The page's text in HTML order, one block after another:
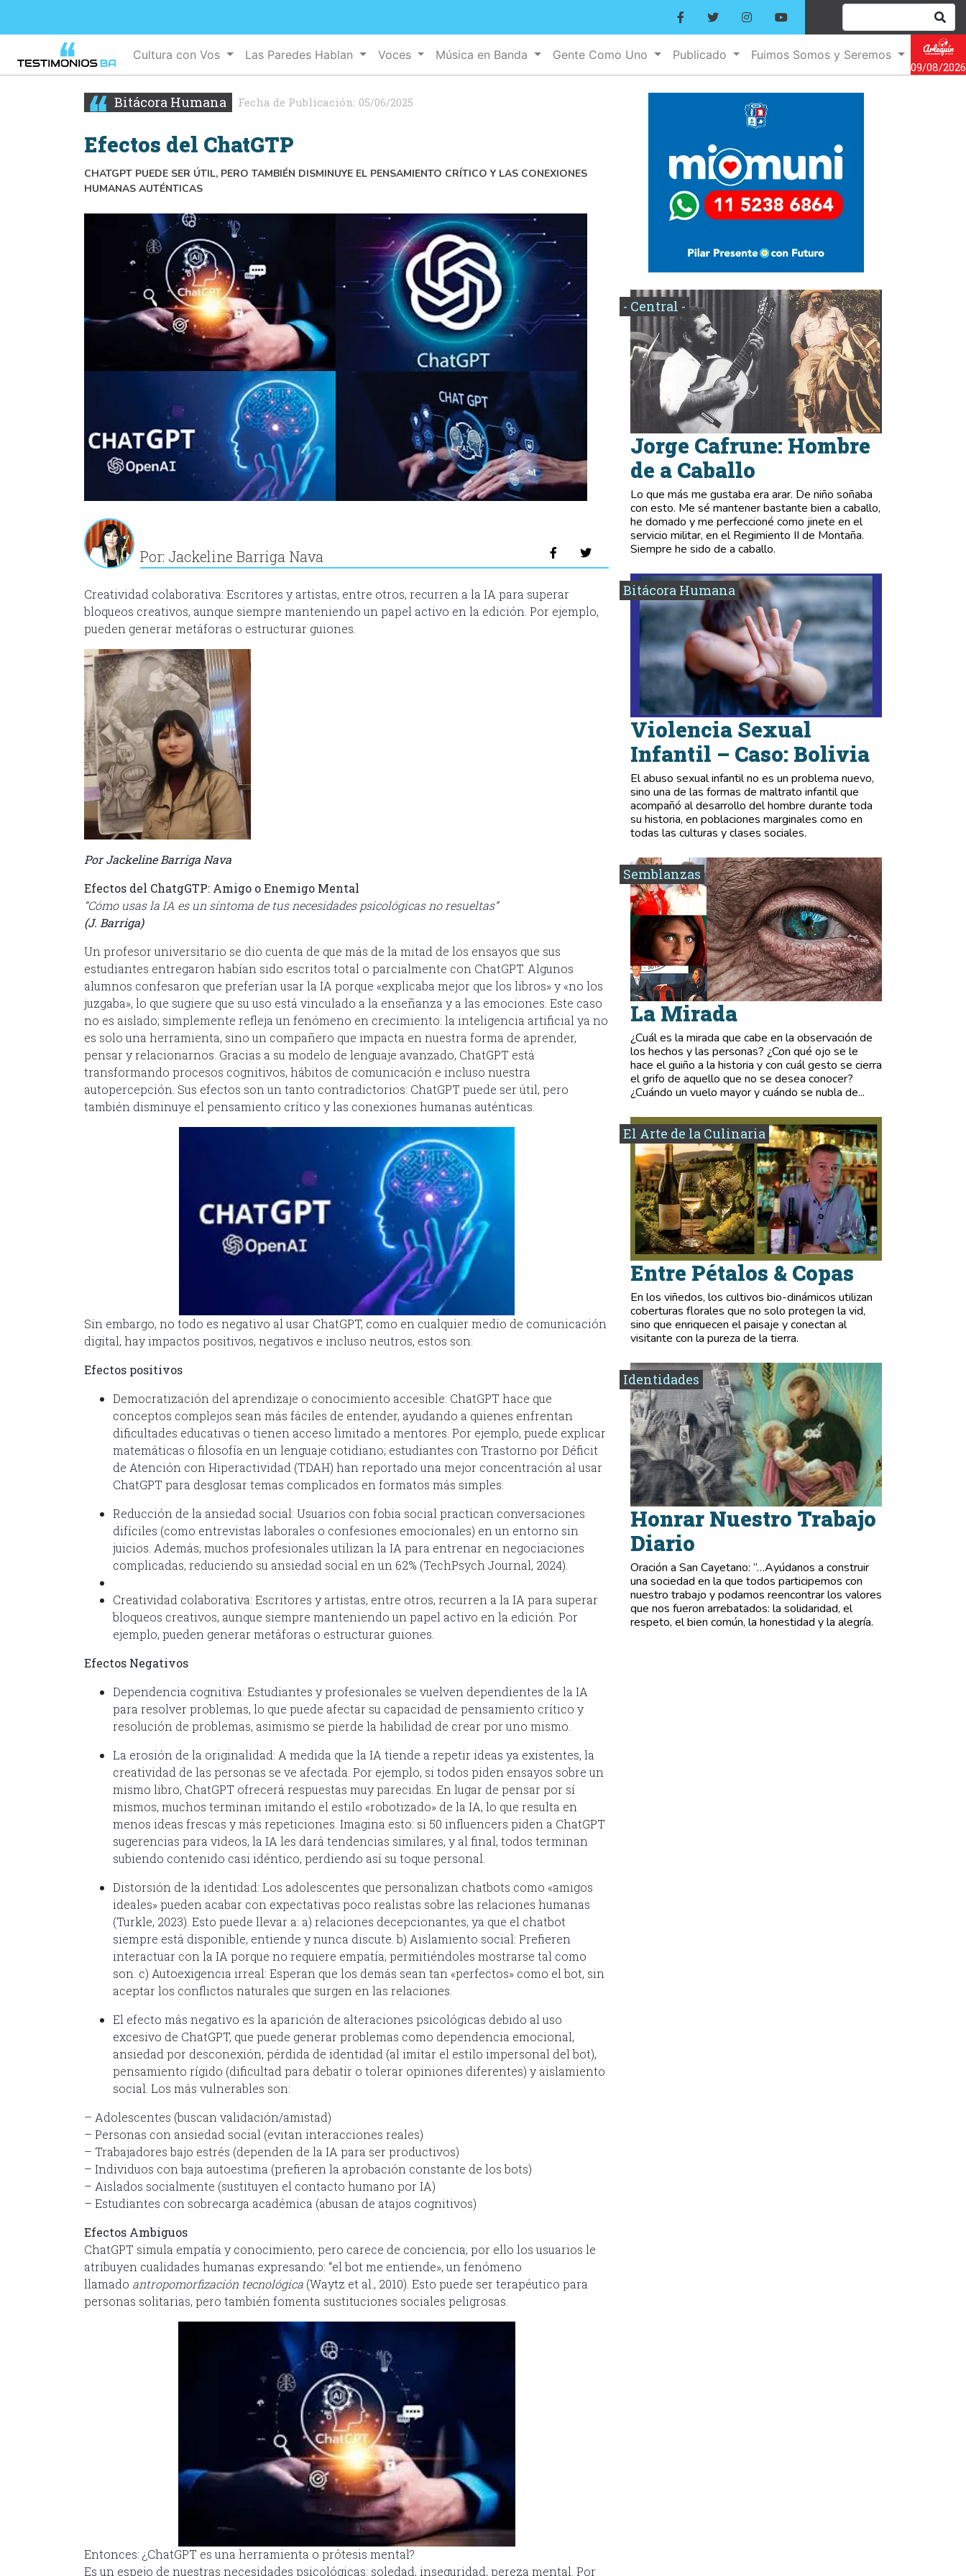
Cultura con Vos Las Paredes Hablan Voces Música en Banda Gente Como Uno Publicado
Fuimos Somos y Seremos
09/08/2026
Bitácora Humana Fecha de Publicación: 05/06/2025
Efectos del ChatGTP
CHATGPT PUEDE SER ÚTIL, PERO TAMBIÉN DISMINUYE EL PENSAMIENTO CRÍTICO Y LAS CONEXIONES
HUMANAS AUTÉNTICAS
Por: Jackeline Barriga Nava
Creatividad colaborativa: Escritores y artistas, entre otros, recurren a la IA para superar
bloqueos creativos, aunque siempre manteniendo un papel activo en la edición. Por ejemplo,
pueden generar metáforas o estructurar guiones.
Por Jackeline Barriga Nava
Efectos del ChatgGTP: Amigo o Enemigo Mental
“Cómo usas la IA es un síntoma de tus necesidades psicológicas no resueltas”
(J. Barriga)
Un profesor universitario se dio cuenta de que más de la mitad de los ensayos que sus
estudiantes entregaron habían sido escritos total o parcialmente con ChatGPT. Algunos
alumnos confesaron que preferían usar la IA porque «explicaba mejor que los libros» y «no los
juzgaba», lo que sugiere que su uso está vinculado a la enseñanza y a las emociones. Este caso
no es aislado; simplemente refleja un fenómeno en crecimiento: la inteligencia artificial ya no
es solo una herramienta, sino un compañero que impacta en nuestra forma de aprender,
pensar y relacionarnos. Gracias a su modelo de lenguaje avanzado, ChatGPT está
transformando procesos cognitivos, hábitos de comunicación e incluso nuestra
autopercepción. Sus efectos son un tanto contradictorios: ChatGPT puede ser útil, pero
también disminuye el pensamiento crítico y las conexiones humanas auténticas.
Sin embargo, no todo es negativo al usar ChatGPT, como en cualquier medio de comunicación
digital, hay impactos positivos, negativos e incluso neutros, estos son:
Efectos positivos
Democratización del aprendizaje o conocimiento accesible: ChatGPT hace que
conceptos complejos sean más fáciles de entender, ayudando a quienes enfrentan
dificultades educativas o tienen acceso limitado a mentores. Por ejemplo, puede explicar
matemáticas o filosofía en un lenguaje cotidiano; estudiantes con Trastorno por Déficit
de Atención con Hiperactividad (TDAH) han reportado una mejor concentración al usar
ChatGPT para desglosar temas complicados en formatos más simples.
Reducción de la ansiedad social: Usuarios con fobia social practican conversaciones
difíciles (como entrevistas laborales o confesiones emocionales) en un entorno sin
juicios. Además, muchos profesionales utilizan la IA para entrenar en negociaciones
complicadas, reduciendo su ansiedad social en un 62% (TechPsych Journal, 2024).
Creatividad colaborativa: Escritores y artistas, entre otros, recurren a la IA para superar
bloqueos creativos, aunque siempre manteniendo un papel activo en la edición. Por
ejemplo, pueden generar metáforas o estructurar guiones.
Efectos Negativos
Dependencia cognitiva: Estudiantes y profesionales se vuelven dependientes de la IA
para resolver problemas, lo que puede afectar su capacidad de pensamiento crítico y
resolución de problemas, asimismo se pierde la habilidad de crear por uno mismo.
La erosión de la originalidad: A medida que la IA tiende a repetir ideas ya existentes, la
creatividad de las personas se ve afectada. Por ejemplo, si todos piden ensayos sobre un
mismo libro, ChatGPT ofrecerá respuestas muy parecidas. En lugar de pensar por sí
mismos, muchos terminan imitando el estilo «robotizado» de la IA, lo que resulta en
menos ideas frescas y más repeticiones. Imagina esto: si 50 influencers piden a ChatGPT
sugerencias para videos, la IA les dará tendencias similares, y al final, todos terminan
subiendo contenido casi idéntico, perdiendo así su toque personal.
Distorsión de la identidad: Los adolescentes que personalizan chatbots como «amigos
ideales» pueden acabar con expectativas poco realistas sobre las relaciones humanas
(Turkle, 2023). Esto puede llevar a: a) relaciones decepcionantes, ya que el chatbot
siempre está disponible, entiende y nunca discute. b) Aislamiento social: Prefieren
interactuar con la IA porque no requiere empatía, permitiéndoles mostrarse tal como
son. c) Autoexigencia irreal: Esperan que los demás sean tan «perfectos» como el bot, sin
aceptar los conflictos naturales que surgen en las relaciones.
El efecto más negativo es la aparición de alteraciones psicológicas debido al uso
excesivo de ChatGPT, que puede generar problemas como dependencia emocional,
ansiedad por desconexión, pérdida de identidad (al imitar el estilo impersonal del bot),
pensamiento rígido (dificultad para debatir o tolerar opiniones diferentes) y aislamiento
social. Los más vulnerables son:
– Adolescentes (buscan validación/amistad)
– Personas con ansiedad social (evitan interacciones reales)
– Trabajadores bajo estrés (dependen de la IA para ser productivos)
– Individuos con baja autoestima (prefieren la aprobación constante de los bots)
– Aislados socialmente (sustituyen el contacto humano por IA)
– Estudiantes con sobrecarga académica (abusan de atajos cognitivos)
Efectos Ambiguos
ChatGPT simula empatía y conocimiento, pero carece de conciencia, por ello los usuarios le
atribuyen cualidades humanas expresando: “el bot me entiende», un fenómeno
llamado antropomorfización tecnológica (Waytz et al., 2010). Esto puede ser terapéutico para
personas solitarias, pero también fomenta sustituciones sociales peligrosas.
Entonces: ¿ChatGPT es una herramienta o prótesis mental?
Es un espejo de nuestras necesidades psicológicas: soledad, inseguridad, pereza mental. Por
- Central -
Jorge Cafrune: Hombre
de a Caballo
Lo que más me gustaba era arar. De niño soñaba
con esto. Me sé mantener bastante bien a caballo,
he domado y me perfeccioné como jinete en el
servicio militar, en el Regimiento II de Montaña.
Siempre he sido de a caballo.
Bitácora Humana
Violencia Sexual
Infantil – Caso: Bolivia
El abuso sexual infantil no es un problema nuevo,
sino una de las formas de maltrato infantil que
acompañó al desarrollo del hombre durante toda
su historia, en poblaciones marginales como en
todas las culturas y clases sociales.
Semblanzas
La Mirada
¿Cuál es la mirada que cabe en la observación de
los hechos y las personas? ¿Con qué ojo se le
hace el guiño a la historia y con cuál gesto se cierra
el grifo de aquello que no se desea conocer?
¿Cuándo un vuelo mayor y cuándo se nubla de...
El Arte de la Culinaria
Entre Pétalos & Copas
En los viñedos, los cultivos bio-dinámicos utilizan
coberturas florales que no solo protegen la vid,
sino que enriquecen el paisaje y conectan al
visitante con la pureza de la tierra.
Identidades
Honrar Nuestro Trabajo
Diario
Oración a San Cayetano: “…Ayúdanos a construir
una sociedad en la que todos participemos con
nuestro trabajo y podamos reencontrar los valores
que nos fueron arrebatados: la solidaridad, el
respeto, el bien común, la honestidad y la alegría.